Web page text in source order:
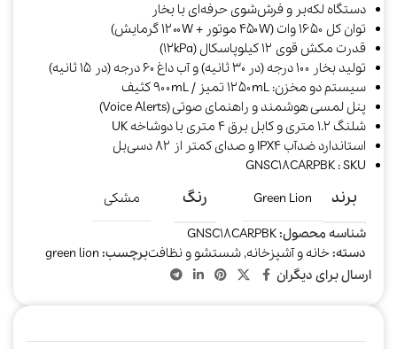
دستگاه لکه‌بر و فرش‌شوی حرفه‌ای با بخار
توان کل ۱۶۵۰ وات (۴۵۰W موتور + ۱۲۰۰W گرمایش)
قدرت مکش قوی ۱۲ کیلوپاسکال (12kPa)
تولید بخار ۱۰۰ درجه (در ۳۰ ثانیه) و آب داغ ۶۰ درجه (در ۱۵ ثانیه)
سیستم دو مخزن: ۱۲۵۰mL تمیز / ۹۰۰mL کثیف
پنل لمسی هوشمند و راهنمای صوتی (Voice Alerts)
شلنگ ۱.۲ متری و کابل برق ۴ متری با دوشاخه UK
استاندارد ضدآب IPX4 و صدای کمتر از ۸۲ دسی‌بل
GNSC18CARPBK : SKU
برند Green Lion رنگ
مشکی
شناسه محصول:GNSC18CARPBK
دسته:خانه و آشپزخانه, شستشو و نظافتبرچسب: green lion
ارسال برای دیگران